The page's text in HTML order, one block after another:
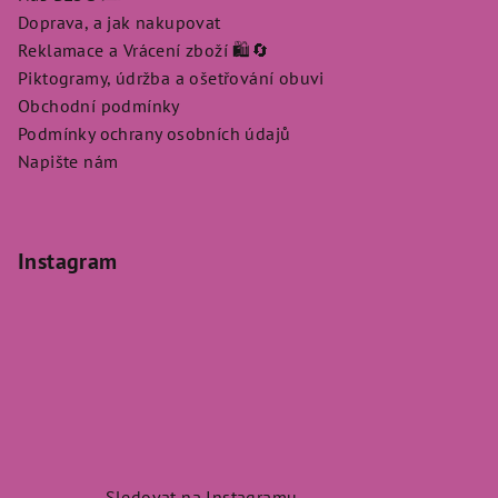
Doprava, a jak nakupovat
Reklamace a Vrácení zboží 🛍️🔄
Piktogramy, údržba a ošetřování obuvi
Obchodní podmínky
Podmínky ochrany osobních údajů
Napište nám
Instagram